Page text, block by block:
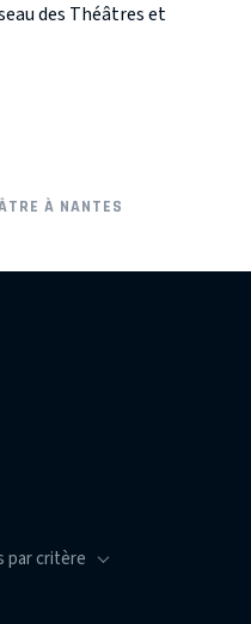
des Théâtres et
À NANTES